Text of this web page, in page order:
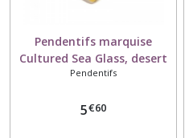
Pendentifs marquise
Cultured Sea Glass, desert
gold, verre recyclé, 33x13
Pendentifs
5€60